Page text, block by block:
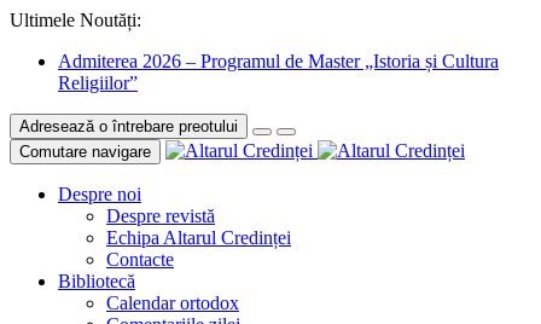
Ultimele Noutăți:
Admiterea 2026 – Programul de Master „Istoria și Cultura
Religiilor”
Adresează o întrebare preotului
Comutare navigare
Despre noi
Despre revistă
Echipa Altarul Credinței
Contacte
Bibliotecă
Calendar ortodox